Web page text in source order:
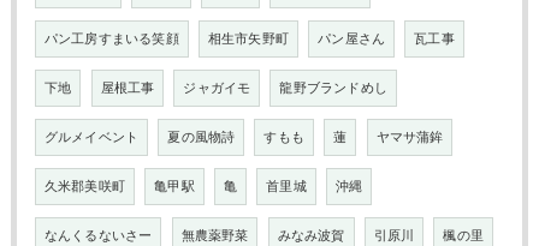
パン工房すまいる笑顔 相生市矢野町 パン屋さん 瓦工事
下地 屋根工事 ジャガイモ 龍野ブランドめし
グルメイベント 夏の風物詩 すもも 蓮 ヤマサ蒲鉾
久米郡美咲町 亀甲駅 亀 首里城 沖縄
なんくるないさー 無農薬野菜 みなみ波賀 引原川 楓の里